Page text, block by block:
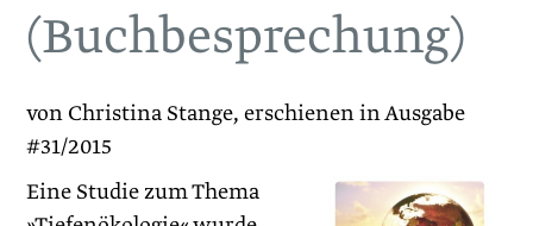
(Buchbesprechung)
von Christina Stange, erschienen in Ausgabe
#31/2015
Eine Studie zum Thema